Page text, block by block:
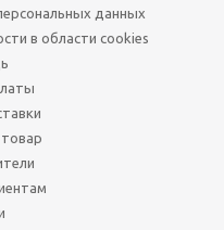
данных
в области cookies
товар